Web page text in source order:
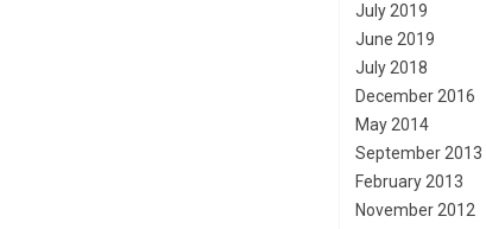
July 2019
June 2019
July 2018
December 2016
May 2014
September 2013
February 2013
November 2012